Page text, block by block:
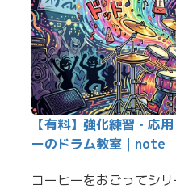
【有料】強化練習・応
ーのドラム教室｜note
コーヒーをおごってシ